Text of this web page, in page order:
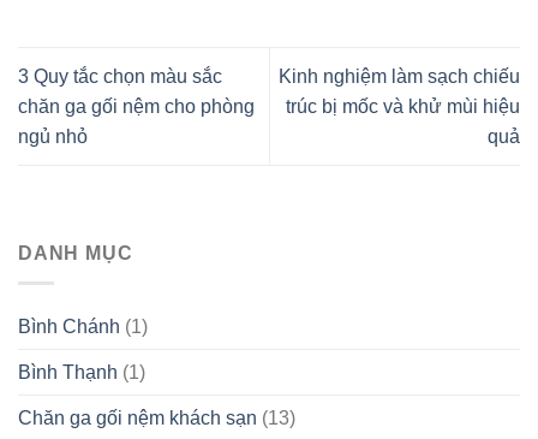
3 Quy tắc chọn màu sắc
chăn ga gối nệm cho phòng
ngủ nhỏ
Kinh nghiệm làm sạch chiếu
trúc bị mốc và khử mùi hiệu
quả
DANH MỤC
Bình Chánh (1)
Bình Thạnh (1)
Chăn ga gối nệm khách sạn (13)